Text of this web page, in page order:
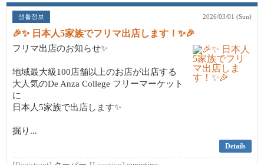
생활정보 2026/03/01 (Sun)
🎉✨ 日本人5家族でフリマ出店します！✨🎉
フリマ出店のお知らせ✨
地域最大級100店舗以上のお店が出店する
大人気のDe Anza College フリーマーケット
に
日本人5家族で出店します✨
掘り...
Details